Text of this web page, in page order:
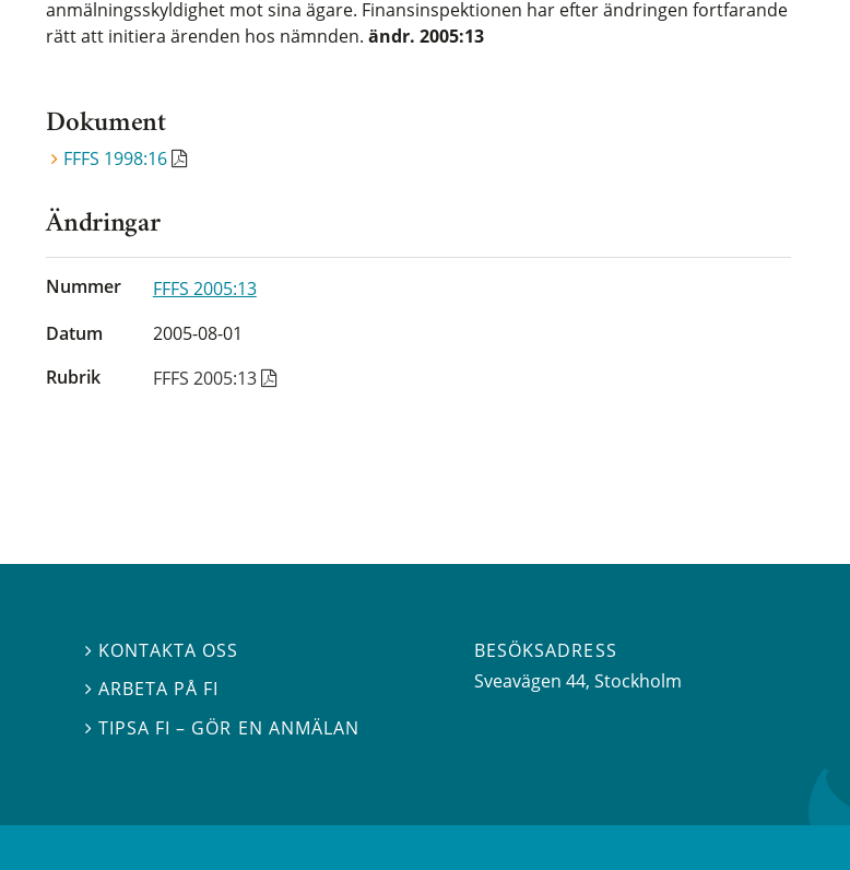
anmälningsskyldighet mot sina ägare. Finansinspektionen har efter ändringen fortfarande
rätt att initiera ärenden hos nämnden.ändr. 2005:13
Dokument
FFFS 1998:16
Ändringar
Nummer
FFFS 2005:13
Datum
2005-08-01
Rubrik
FFFS 2005:13
 KONTAKTA OSS
ARBETA PÅ FI
TIPSA FI – GÖR EN ANMÄLAN
BESÖKSADRESS
Sveavägen 44, Stockholm